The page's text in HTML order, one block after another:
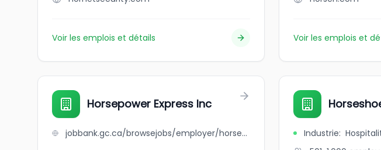
Voir les emplois et détails Voir les emplois et
Horsepower Express Inc
jobbank.gc.ca/browsejobs/employer/horsepower+express+inc/ca Industrie: